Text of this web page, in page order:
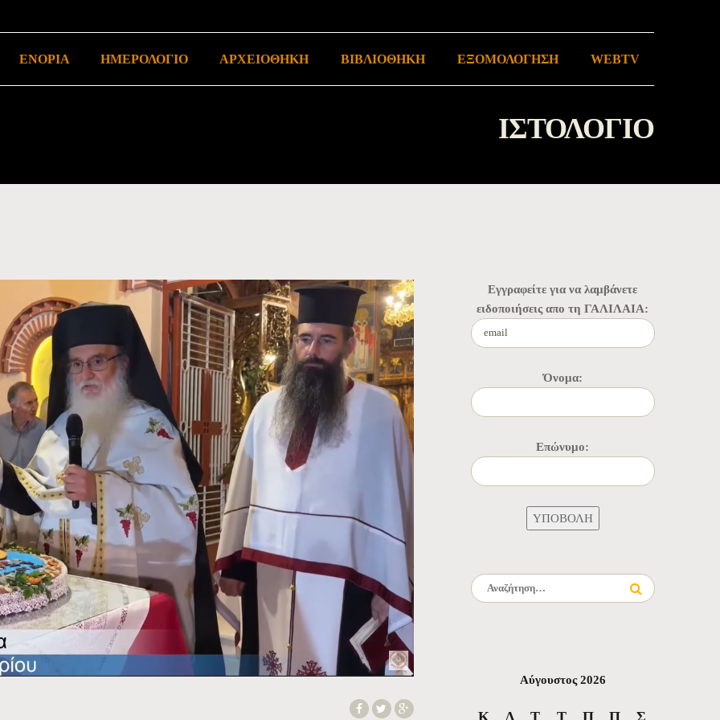
ΕΝΟΡΙΑ ΗΜΕΡΟΛΟΓΙΟ ΑΡΧΕΙΟΘΗΚΗ ΒΙΒΛΙΟΘΗΚΗ ΕΞΟΜΟΛΟΓΗΣΗ WEBTV
ΙΣΤΟΛΟΓΙΟ
Εγγραφείτε για να λαμβάνετε
ειδοποιήσεις απο τη ΓΑΛΙΛΑΙΑ:
Όνομα:
Επώνυμο:
Αναζήτηση για:
Αύγουστος 2026